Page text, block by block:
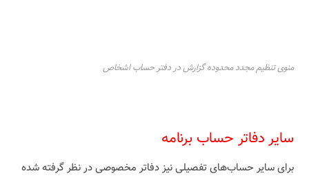
منوی تنظیم مجدد محدوده گزارش در دفتر حساب اشخاص
سایر دفاتر حساب برنامه
برای سایر حساب‌های تفصیلی نیز دفاتر مخصوصی در نظر گرفته شده